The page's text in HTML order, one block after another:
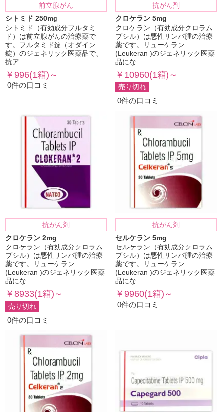
前立腺がん
シトミド 250mg
シトミド（有効成分フルタミ
ド）は前立腺がんの治療薬で
す。フルタミド錠（オダイン
錠）のジェネリック医薬品で、
抗ア…
￥996(1箱)～
0件の口コミ
抗がん剤
クロケラン 5mg
クロケラン（有効成分クロラム
ブシル）は悪性リンパ腫の治療
薬です。リューケラン
(Leukeran )のジェネリック医薬
品にな…
￥10960(1箱)～
売り切れ
0件の口コミ
抗がん剤
クロケラン 2mg
クロケラン（有効成分クロラム
ブシル）は悪性リンパ腫の治療
薬です。リューケラン
(Leukeran )のジェネリック医薬
品にな…
￥8933(1箱)～
売り切れ
0件の口コミ
抗がん剤
セルケラン 5mg
セルケラン（有効成分クロラム
ブシル）は悪性リンパ腫の治療
薬です。リューケラン
(Leukeran )のジェネリック医薬
品にな…
￥9960(1箱)～
0件の口コミ